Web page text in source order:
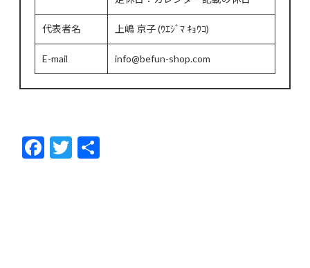
代表者名 上嶋 京子 (ｳｴｼﾞﾏ ｷｮｳｺ)
E-mail info@befun-shop.com
F
T